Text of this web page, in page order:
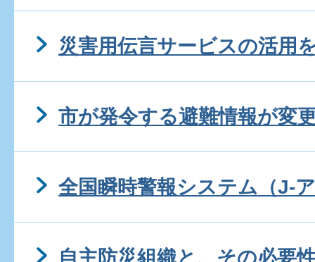
災害用伝言サービスの活用
市が発令する避難情報が変
全国瞬時警報システム（J-